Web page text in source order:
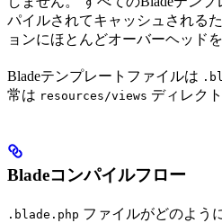
パイルされてキャッシュされる
ョンにほとんどオーバーヘッド
Bladeテンプレートファイルは
常は resources/views ディレク
Bladeコンパイルフロー
.blade.php ファイルがどのよう